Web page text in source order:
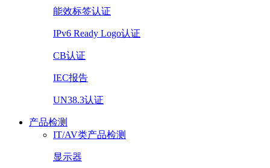
能效标签认证
IPv6 Ready Logo认证
CB认证
IEC报告
UN38.3认证
产品检测
IT/AV类产品检测
显示器